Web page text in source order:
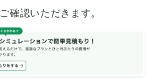
確認いただきます。